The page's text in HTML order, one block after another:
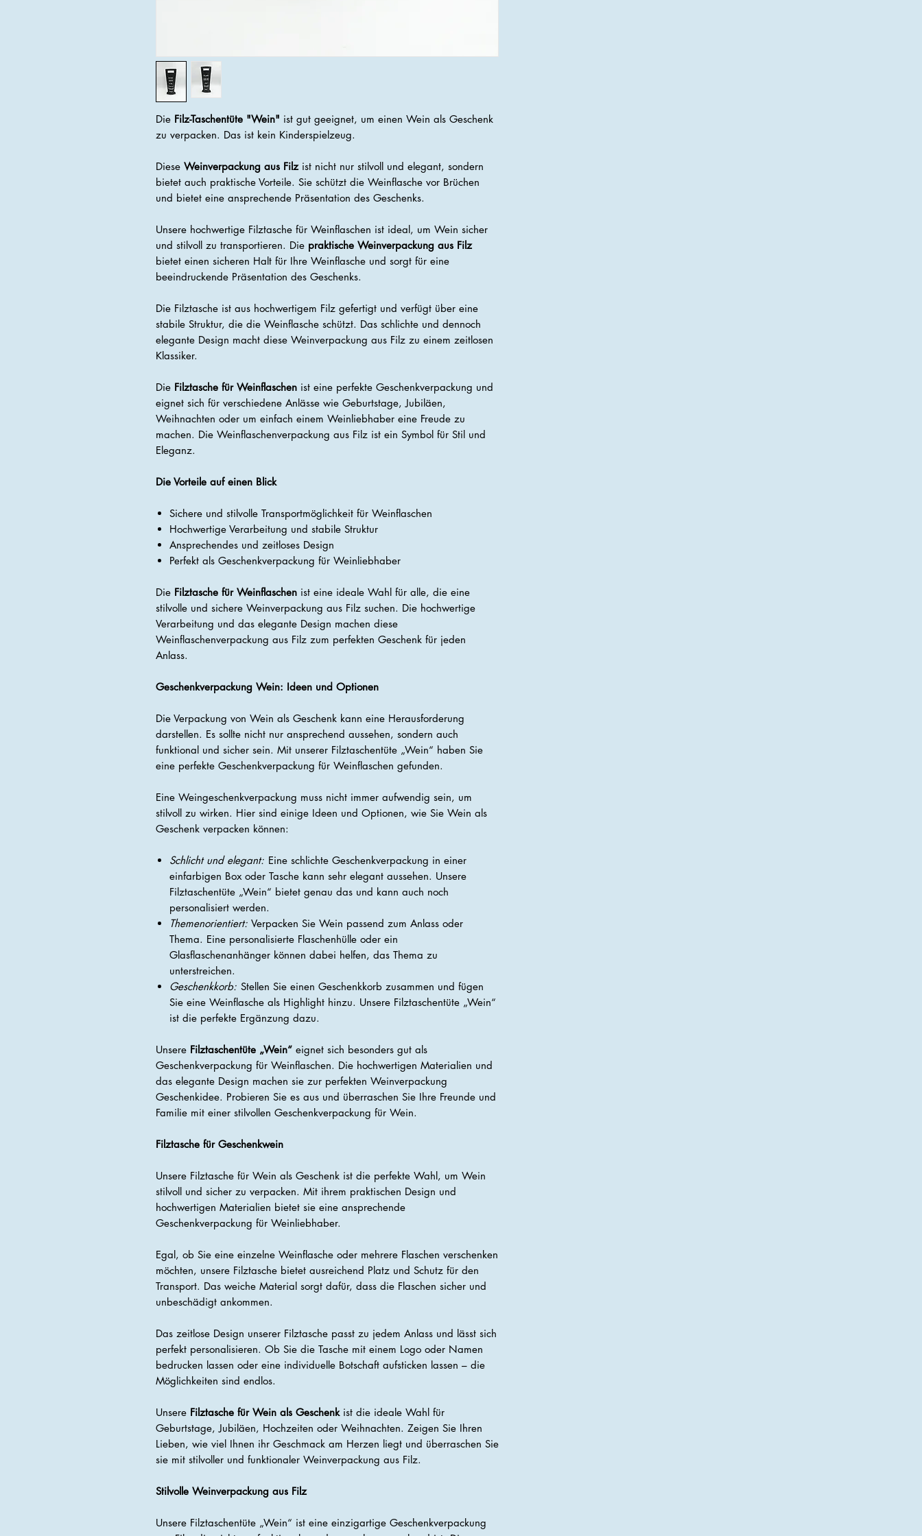
Die Filz-Taschentüte "Wein" ist gut geeignet, um einen Wein als Geschenk
zu verpacken. Das ist kein Kinderspielzeug.
Diese Weinverpackung aus Filzist nicht nur stilvoll und elegant, sondern
bietet auch praktische Vorteile. Sie schützt die Weinflasche vor Brüchen
und bietet eine ansprechende Präsentation des Geschenks.
Unsere hochwertige Filztasche für Weinflaschen ist ideal, um Wein sicher
und stilvoll zu transportieren. Die praktische Weinverpackung aus Filz
bietet einen sicheren Halt für Ihre Weinflasche und sorgt für eine
beeindruckende Präsentation des Geschenks.
Die Filztasche ist aus hochwertigem Filz gefertigt und verfügt über eine
stabile Struktur, die die Weinflasche schützt. Das schlichte und dennoch
elegante Design macht diese Weinverpackung aus Filz zu einem zeitlosen
Klassiker.
Die Filztasche für Weinflaschen ist eine perfekte Geschenkverpackung und
eignet sich für verschiedene Anlässe wie Geburtstage, Jubiläen,
Weihnachten oder um einfach einem Weinliebhaber eine Freude zu
machen. Die Weinflaschenverpackung aus Filz ist ein Symbol für Stil und
Eleganz.
Die Vorteile auf einen Blick
Sichere und stilvolle Transportmöglichkeit für Weinflaschen
Hochwertige Verarbeitung und stabile Struktur
Ansprechendes und zeitloses Design
Perfekt als Geschenkverpackung für Weinliebhaber
Die Filztasche für Weinflaschen ist eine ideale Wahl für alle, die eine
stilvolle und sichere Weinverpackung aus Filz suchen. Die hochwertige
Verarbeitung und das elegante Design machen diese
Weinflaschenverpackung aus Filz zum perfekten Geschenk für jeden
Anlass.
Geschenkverpackung Wein: Ideen und Optionen
Die Verpackung von Wein als Geschenk kann eine Herausforderung
darstellen. Es sollte nicht nur ansprechend aussehen, sondern auch
funktional und sicher sein. Mit unserer Filztaschentüte „Wein“ haben Sie
eine perfekte Geschenkverpackung für Weinflaschen gefunden.
Eine Weingeschenkverpackung muss nicht immer aufwendig sein, um
stilvoll zu wirken. Hier sind einige Ideen und Optionen, wie Sie Wein als
Geschenk verpacken können:
Schlicht und elegant: Eine schlichte Geschenkverpackung in einer
einfarbigen Box oder Tasche kann sehr elegant aussehen. Unsere
Filztaschentüte „Wein“ bietet genau das und kann auch noch
personalisiert werden.
Themenorientiert: Verpacken Sie Wein passend zum Anlass oder
Thema. Eine personalisierte Flaschenhülle oder ein
Glasflaschenanhänger können dabei helfen, das Thema zu
unterstreichen.
Geschenkkorb: Stellen Sie einen Geschenkkorb zusammen und fügen
Sie eine Weinflasche als Highlight hinzu. Unsere Filztaschentüte „Wein“
ist die perfekte Ergänzung dazu.
Unsere Filztaschentüte „Wein“ eignet sich besonders gut als
Geschenkverpackung für Weinflaschen. Die hochwertigen Materialien und
das elegante Design machen sie zur perfekten Weinverpackung
Geschenkidee. Probieren Sie es aus und überraschen Sie Ihre Freunde und
Familie mit einer stilvollen Geschenkverpackung für Wein.
Filztasche für Geschenkwein
Unsere Filztasche für Wein als Geschenk ist die perfekte Wahl, um Wein
stilvoll und sicher zu verpacken. Mit ihrem praktischen Design und
hochwertigen Materialien bietet sie eine ansprechende
Geschenkverpackung für Weinliebhaber.
Egal, ob Sie eine einzelne Weinflasche oder mehrere Flaschen verschenken
möchten, unsere Filztasche bietet ausreichend Platz und Schutz für den
Transport. Das weiche Material sorgt dafür, dass die Flaschen sicher und
unbeschädigt ankommen.
Das zeitlose Design unserer Filztasche passt zu jedem Anlass und lässt sich
perfekt personalisieren. Ob Sie die Tasche mit einem Logo oder Namen
bedrucken lassen oder eine individuelle Botschaft aufsticken lassen – die
Möglichkeiten sind endlos.
Unsere Filztasche für Wein als Geschenk ist die ideale Wahl für
Geburtstage, Jubiläen, Hochzeiten oder Weihnachten. Zeigen Sie Ihren
Lieben, wie viel Ihnen ihr Geschmack am Herzen liegt und überraschen Sie
sie mit stilvoller und funktionaler Weinverpackung aus Filz.
Stilvolle Weinverpackung aus Filz
Unsere Filztaschentüte „Wein“ ist eine einzigartige Geschenkverpackung